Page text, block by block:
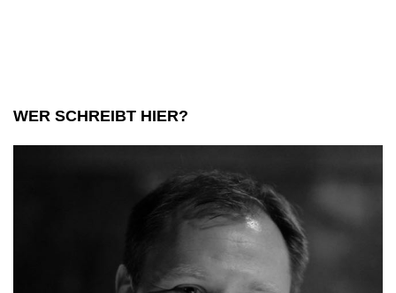
WER SCHREIBT HIER?